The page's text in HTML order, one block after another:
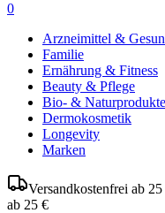
0
Arzneimittel &
Familie
Ernährung & Fitness
Beauty & Pflege
Bio- & Naturprodukte
Dermokosmetik
Longevity
Marken
Versandkostenfrei ab
ab 25 €